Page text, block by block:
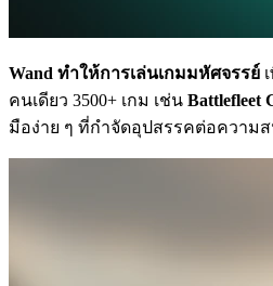
Wand ทำให้การเล่นเกมมหัศจรรย์
คนเดียว 3500+ เกม เช่น Battlefleet
มือง่าย ๆ ที่กำจัดอุปสรรคต่อความ